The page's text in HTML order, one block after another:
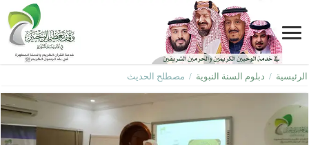
الرئيسية / دبلوم السنة النبوية / مصطلح الحديث